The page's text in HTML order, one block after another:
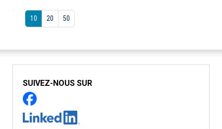
10 20 50
SUIVEZ-NOUS SUR